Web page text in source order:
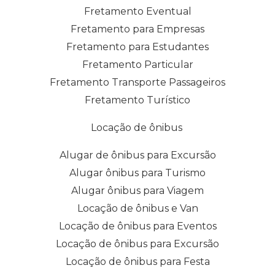
Fretamento Eventual
Fretamento para Empresas
Fretamento para Estudantes
Fretamento Particular
Fretamento Transporte Passageiros
Fretamento Turístico
Locação de ônibus
Alugar de ônibus para Excursão
Alugar ônibus para Turismo
Alugar ônibus para Viagem
Locação de ônibus e Van
Locação de ônibus para Eventos
Locação de ônibus para Excursão
Locação de ônibus para Festa